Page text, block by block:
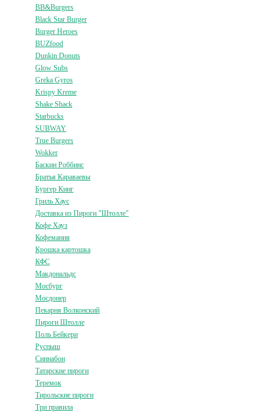
BB&Burgers
Black Star Burger
Burger Heroes
BUZfood
Dunkin Donuts
Glow Subs
Greka Gyros
Krispy Kreme
Shake Shack
Starbucks
SUBWAY
True Burgers
Wokker
Баскин Роббинс
Братья Караваевы
Бургер Кинг
Гриль Хаус
Доставка из Пироги "Штолле"
Кофе Хауз
Кофемания
Крошка картошка
КФС
Макдональдс
Мосбург
Мосдонер
Пекарня Волконский
Пироги Штолле
Поль Бейкери
Руспыш
Синнабон
Татарские пироги
Теремок
Тирольские пироги
Три правила